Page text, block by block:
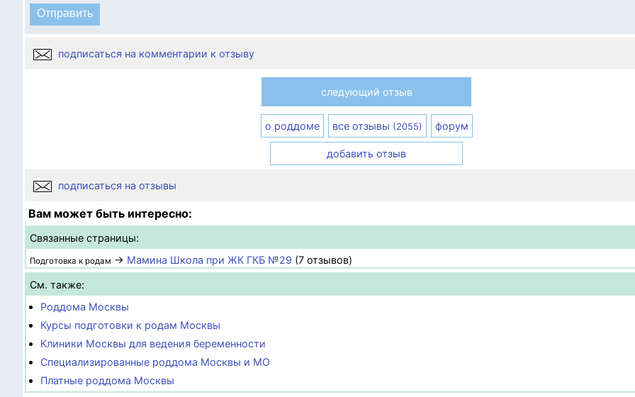
подписаться на комментарии к отзыву
следующий отзыв
о роддоме все отзывы (2055) форум
добавить отзыв
подписаться на отзывы
Вам может быть интересно:
Связанные страницы:
Подготовка к родам → Мамина Школа при ЖК ГКБ №29 (7 отзывов)
См. также:
Роддома Москвы
Курсы подготовки к родам Москвы
Клиники Москвы для ведения беременности
Специализированные роддома Москвы и МО
Платные роддома Москвы